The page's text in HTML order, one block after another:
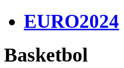
EURO2024
Basketbol